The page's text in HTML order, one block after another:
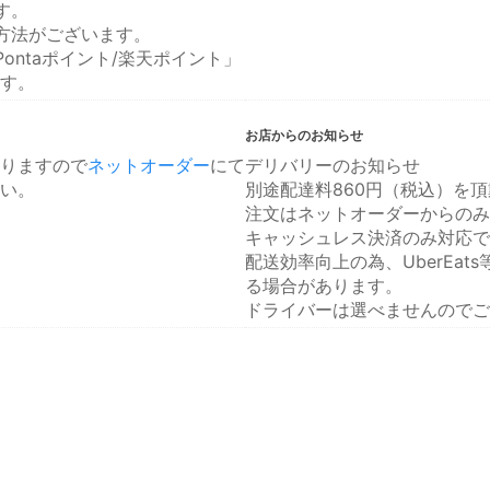
がございます。
ポイント/楽天ポイント」
。
ますのでネットオーダーにて
。
お店からのお知らせ
デリバリーのお知らせ
別途配達料860円（税込）を
注文はネットオーダーからの
キャッシュレス決済のみ対応
配送効率向上の為、UberEats
る場合があります。
ドライバーは選べませんので